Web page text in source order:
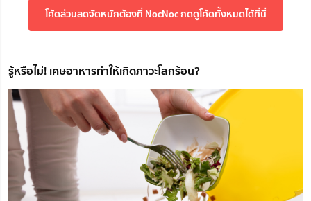
โค้ดส่วนลดจัดหนักต้องที่ NocNoc กดดูโค้ดทั้งหมดได้ที่นี่
รู้หรือไม่! เศษอาหารทำให้เกิดภาวะโลกร้อน?